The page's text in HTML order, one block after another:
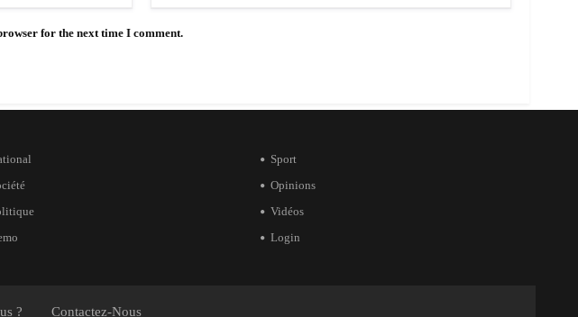
for the next time I comment.
Sport
Opinions
Vidéos
Login
? Contactez-Nous